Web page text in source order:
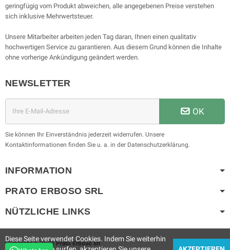
geringfügig vom Produkt abweichen, alle angegebenen Preise verstehen
sich inklusive Mehrwertsteuer.
Unsere Mitarbeiter arbeiten jeden Tag daran, Ihnen einen qualitativ
hochwertigen Service zu garantieren. Aus diesem Grund können die Inhalte
ohne vorherige Ankündigung geändert werden.
NEWSLETTER
OK
Sie können Ihr Einverständnis jederzeit widerrufen. Unsere
Kontaktinformationen finden Sie u. a. in der Datenschutzerklärung.
INFORMATION
PRATO ERBOSO SRL
NÜTZLICHE LINKS
Copyright © 2025 Prato Erbososrl
Diese Seite verwendet Cookies. Indem Sie weiterhin